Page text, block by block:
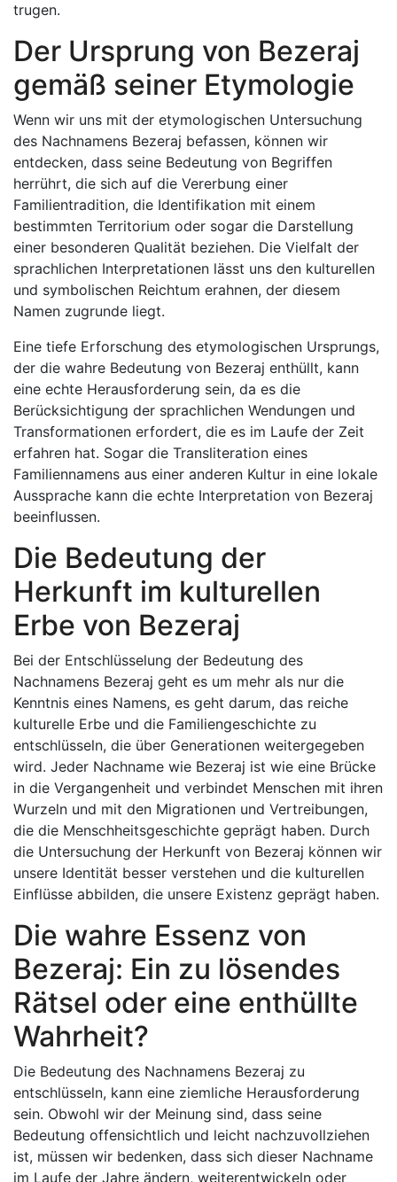
trugen.
Der Ursprung von Bezeraj
gemäß seiner Etymologie
Wenn wir uns mit der etymologischen Untersuchung
des Nachnamens Bezeraj befassen, können wir
entdecken, dass seine Bedeutung von Begriffen
herrührt, die sich auf die Vererbung einer
Familientradition, die Identifikation mit einem
bestimmten Territorium oder sogar die Darstellung
einer besonderen Qualität beziehen. Die Vielfalt der
sprachlichen Interpretationen lässt uns den kulturellen
und symbolischen Reichtum erahnen, der diesem
Namen zugrunde liegt.
Eine tiefe Erforschung des etymologischen Ursprungs,
der die wahre Bedeutung von Bezeraj enthüllt, kann
eine echte Herausforderung sein, da es die
Berücksichtigung der sprachlichen Wendungen und
Transformationen erfordert, die es im Laufe der Zeit
erfahren hat. Sogar die Transliteration eines
Familiennamens aus einer anderen Kultur in eine lokale
Aussprache kann die echte Interpretation von Bezeraj
beeinflussen.
Die Bedeutung der
Herkunft im kulturellen
Erbe von Bezeraj
Bei der Entschlüsselung der Bedeutung des
Nachnamens Bezeraj geht es um mehr als nur die
Kenntnis eines Namens, es geht darum, das reiche
kulturelle Erbe und die Familiengeschichte zu
entschlüsseln, die über Generationen weitergegeben
wird. Jeder Nachname wie Bezeraj ist wie eine Brücke
in die Vergangenheit und verbindet Menschen mit ihren
Wurzeln und mit den Migrationen und Vertreibungen,
die die Menschheitsgeschichte geprägt haben. Durch
die Untersuchung der Herkunft von Bezeraj können wir
unsere Identität besser verstehen und die kulturellen
Einflüsse abbilden, die unsere Existenz geprägt haben.
Die wahre Essenz von
Bezeraj: Ein zu lösendes
Rätsel oder eine enthüllte
Wahrheit?
Die Bedeutung des Nachnamens Bezeraj zu
entschlüsseln, kann eine ziemliche Herausforderung
sein. Obwohl wir der Meinung sind, dass seine
Bedeutung offensichtlich und leicht nachzuvollziehen
ist, müssen wir bedenken, dass sich dieser Nachname
im Laufe der Jahre ändern, weiterentwickeln oder